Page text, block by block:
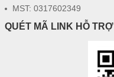
MST: 0317602349
QUÉT MÃ LINK HỖ TRỢ